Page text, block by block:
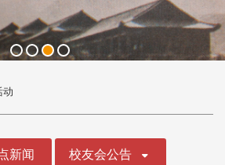
动
新闻 校友会公告